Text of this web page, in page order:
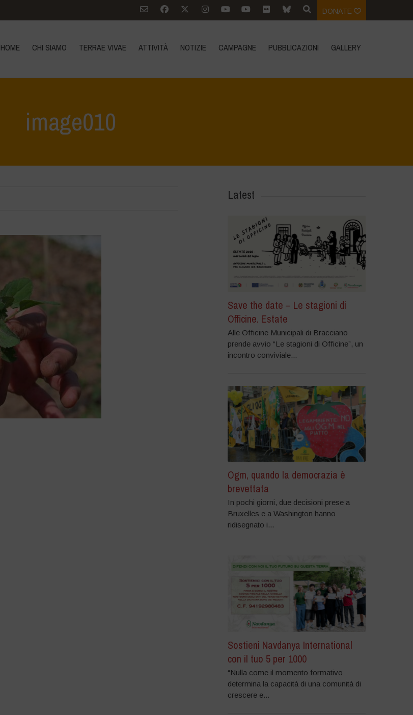
DONATE
HOME CHI SIAMO TERRAE VIVAE ATTIVITÀ NOTIZIE CAMPAGNE PUBBLICAZIONI GALLERY
image010
Latest
Save the date – Le stagioni di
Officine. Estate
Alle Officine Municipali di Bracciano
prende avvio “Le stagioni di Officine”, un
incontro conviviale...
Ogm, quando la democrazia è
brevettata
In pochi giorni, due decisioni prese a
Bruxelles e a Washington hanno
ridisegnato i...
Sostieni Navdanya International
con il tuo 5 per 1000
“Nulla come il momento formativo
determina la capacità di una comunità di
crescere e...